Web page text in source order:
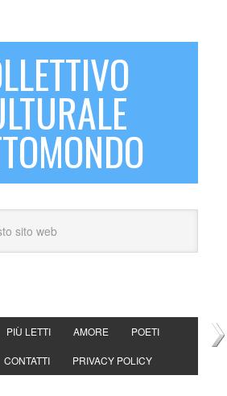
PIÙ LETTI AMORE POETI
CONTATTI PRIVACY POLICY